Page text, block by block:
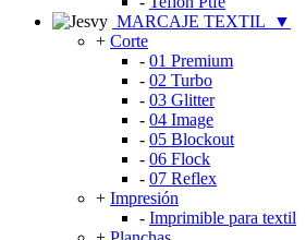
MARCAJE TEXTIL
▼
+ Corte
- 01 Premium
- 02 Turbo
- 03 Glitter
- 04 Image
- 05 Blockout
- 06 Flock
- 07 Reflex
+ Impresión
- Imprimible para textil